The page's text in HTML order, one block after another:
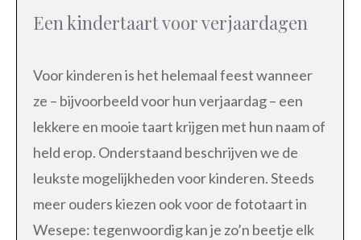
Een kindertaart voor verjaardagen
Voor kinderen is het helemaal feest wanneer
ze – bijvoorbeeld voor hun verjaardag – een
lekkere en mooie taart krijgen met hun naam of
held erop. Onderstaand beschrijven we de
leukste mogelijkheden voor kinderen. Steeds
meer ouders kiezen ook voor de fototaart in
Wesepe: tegenwoordig kan je zo’n beetje elk